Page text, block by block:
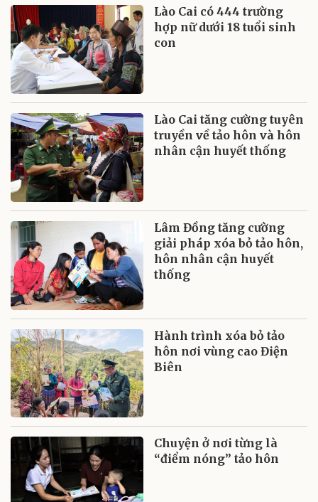
Lào Cai có 444 trường
hợp nữ dưới 18 tuổi sinh
con
Lào Cai tăng cường tuyên
truyền về tảo hôn và hôn
nhân cận huyết thống
Lâm Đồng tăng cường
giải pháp xóa bỏ tảo hôn,
hôn nhân cận huyết
thống
Hành trình xóa bỏ tảo
hôn nơi vùng cao Điện
Biên
Chuyện ở nơi từng là
“điểm nóng” tảo hôn